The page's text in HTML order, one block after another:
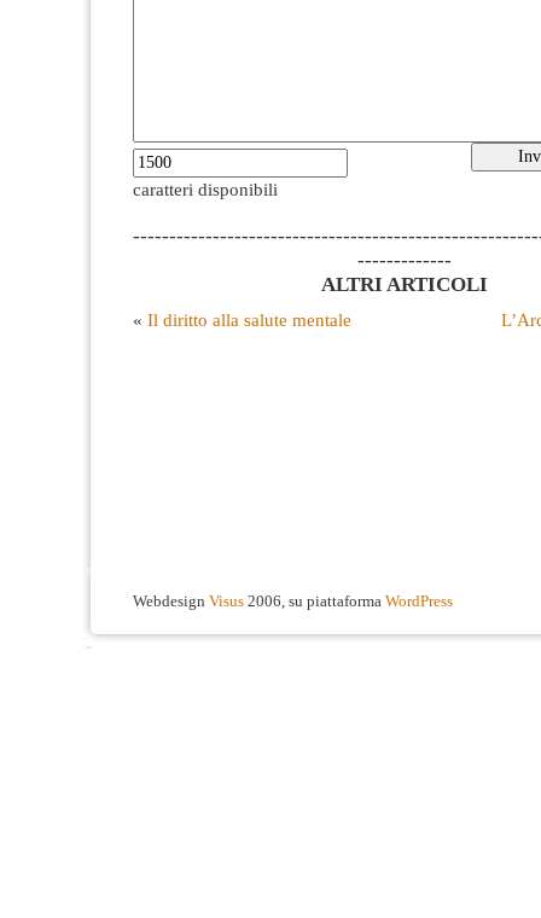
caratteri disponibili
-------------
ALTRI ARTICOLI
« Il diritto alla salute mentale
Webdesign Visus 2006, su piattaforma WordPress